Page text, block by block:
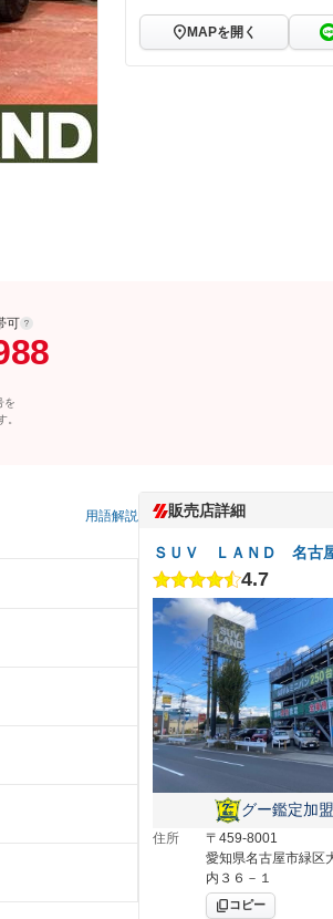
MAPを開く
可
を
。
用語解説 販売店詳細
ＳＵＶ ＬＡＮＤ 名古
4.7
グー鑑定加
住所
〒459-8001
愛知県名古屋市緑区
内３６－１
コピー